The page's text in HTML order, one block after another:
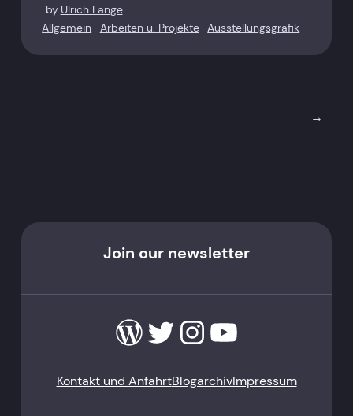
by Ulrich Lange
Allgemein
Arbeiten u. Projekte Ausstellungsgrafik
→
Join our newsletter
WordPress
TwitterInstagram
YouTube
Kontakt und AnfahrtBlogarchivImpressum